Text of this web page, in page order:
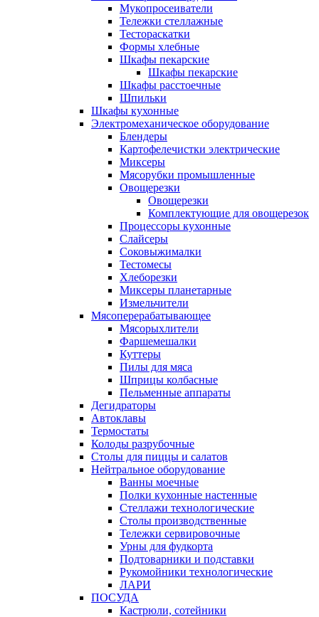
Мукопросеиватели
Тележки стеллажные
Тестораскатки
Формы хлебные
Шкафы пекарские
Шкафы пекарские
Шкафы расстоечные
Шпильки
Шкафы кухонные
Электромеханическое оборудование
Блендеры
Картофелечистки электрические
Миксеры
Мясорубки промышленные
Овощерезки
Овощерезки
Комплектующие для овощерезок
Процессоры кухонные
Слайсеры
Соковыжималки
Тестомесы
Хлеборезки
Миксеры планетарные
Измельчители
Мясоперерабатывающее
Мясорыхлители
Фаршемешалки
Куттеры
Пилы для мяса
Шприцы колбасные
Пельменные аппараты
Дегидраторы
Автоклавы
Термостаты
Колоды разрубочные
Столы для пиццы и салатов
Нейтральное оборудование
Ванны моечные
Полки кухонные настенные
Стеллажи технологические
Столы производственные
Тележки сервировочные
Урны для фудкорта
Подтоварники и подставки
Рукомойники технологические
ЛАРИ
ПОСУДА
Кастрюли, сотейники